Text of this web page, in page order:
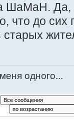
ШаМаН. Да,
что до
одного...